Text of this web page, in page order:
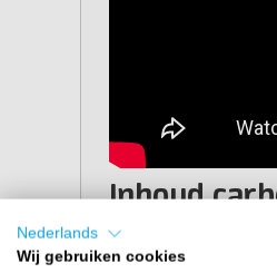
Inhoud
Artikel
Nederlands
Wij gebruiken cookies